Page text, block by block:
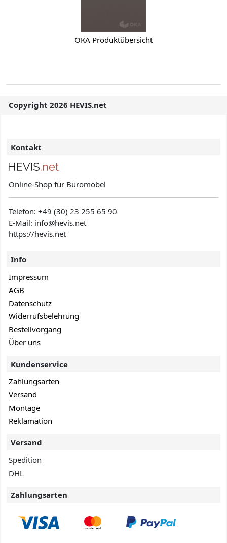
OKA Produktübersicht
Copyright 2026 HEVIS.net
Kontakt
Online-Shop für Büromöbel
Telefon:+49 (30) 23 255 65 90
E-Mail: info@hevis.net
https://hevis.net
Info
Impressum
AGB
Datenschutz
Widerrufsbelehrung
Bestellvorgang
Über uns
Kundenservice
Zahlungsarten
Versand
Montage
Reklamation
Versand
Spedition
DHL
Zahlungsarten